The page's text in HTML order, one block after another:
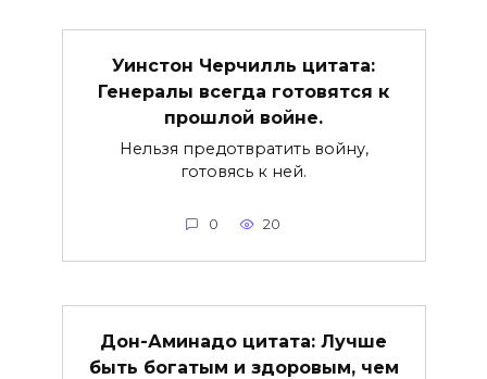
Уинстон Черчилль цитата:
Генералы всегда готовятся к
прошлой войне.
Нельзя предотвратить войну,
готовясь к ней.
0 20
Дон-Аминадо цитата: Лучше
быть богатым и здоровым, чем